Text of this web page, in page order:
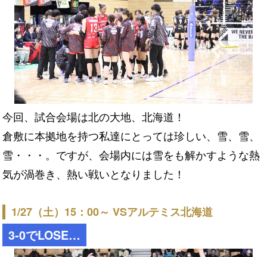
今回、試合会場は北の大地、北海道！
倉敷に本拠地を持つ私達にとっては珍しい、雪、雪、
雪・・・。ですが、会場内には雪をも解かすような熱
気が渦巻き、熱い戦いとなりました！
1/27（土）15：00～ VSアルテミス北海道
3-0でLOSE…